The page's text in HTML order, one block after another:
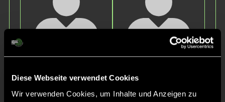
Diese Webseite verwendet Cookies
Wir verwenden Cookies, um Inhalte und Anzeigen zu
Kraft
Rosenbusch